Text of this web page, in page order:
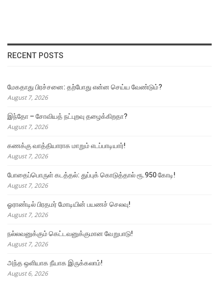
RECENT POSTS
மேகதாது பிரச்சனை: தற்போது என்ன செய்ய வேண்டும்?
August 7, 2026
இந்தோ – சோவியத் நட்புறவு தழைக்கிறதா?
August 7, 2026
கணக்கு வாத்தியாராக மாறும் எடப்பாடியார்!
August 7, 2026
போதைப்பொருள் கடத்தல்: துப்புக் கொடுத்தால் ரூ.950 கோடி!
August 7, 2026
ஓராண்டில் பிரதமர் மோடியின் பயணச் செலவு!
August 7, 2026
நல்லவனுக்கும் கெட்டவனுக்குமான வேறுபாடு!
August 7, 2026
அந்த ஒளியாக நீயாக இருக்கலாம்!
August 6, 2026